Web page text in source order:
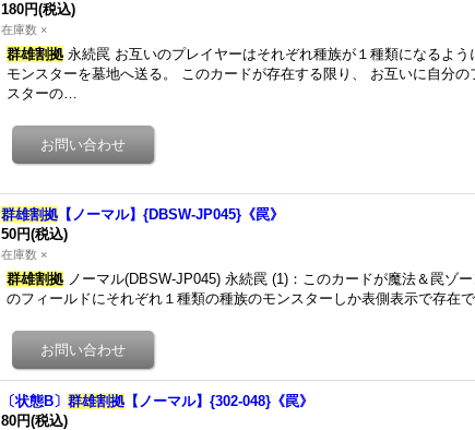
180円(税込)
在庫数 ×
群雄割拠 永続罠 お互いのプレイヤーはそれぞれ種族が１種類になるよ
モンスターを墓地へ送る。 このカードが存在する限り、 お互いに自分
スターの…
群雄割拠 【ノーマル】{DBSW-JP045}《罠》
50円(税込)
在庫数 ×
群雄割拠 ノーマル(DBSW-JP045) 永続罠 (1)：このカードが魔法＆罠ゾ
のフィールドにそれぞれ１種類の種族のモンスターしか表側表示で存在
〔状態B〕 群雄割拠 【ノーマル】{302-048}《罠》
80円(税込)